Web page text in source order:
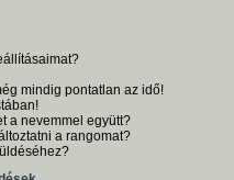
mindig pontatlan az idő!
a nevemmel együtt?
a rangomat?